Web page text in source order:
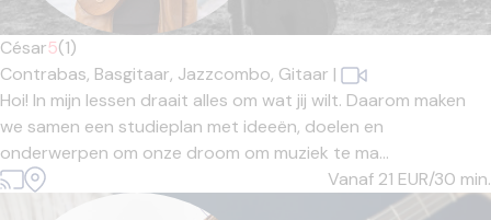
César5(1)
Contrabas, Basgitaar, Jazzcombo, Gitaar |
Hoi! In mijn lessen draait alles om wat jij wilt. Daarom maken
we samen een studieplan met ideeën, doelen en
onderwerpen om onze droom om muziek te ma...
Vanaf 21 EUR/30 min.